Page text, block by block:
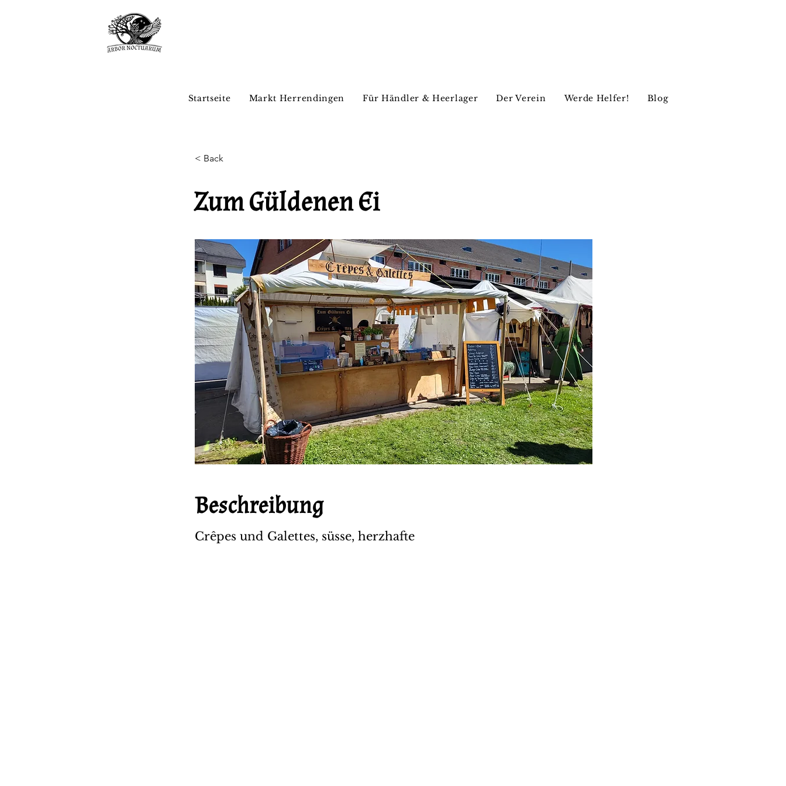
Startseite Markt Herrendingen Für Händler & Heerlager Der Verein Werde Helfer! Blog
< Back
Zum Güldenen Ei
Beschreibung
Crêpes und Galettes, süsse, herzhafte